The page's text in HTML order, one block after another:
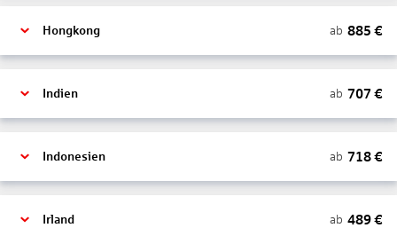
Hongkong ab 885 €
Indien ab 707 €
Indonesien ab 718€
Irland ab 489€